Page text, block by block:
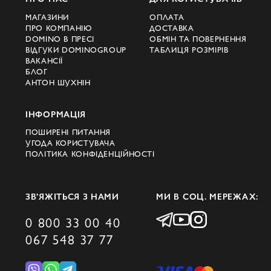
Що унікального в бренді
Боттега?
Bottega Veneta - це бренд, який впізнають
техніці Intrecciato - плетінню шкіри,
винайденому ще в 1960 роках. Цей
фірмовий прийом став візуальним
підписом марки і досі використовується в
від більшості luxury-брендів, Боттега
ніколи не робила ставку на гучні назви.
Головні цінності: матеріал, форма, ручна
робота.
МАГАЗИНИ
ПРО КОМПАНІЮ
DOMINO В ПРЕСІ
ВІДГУКИ DOMINOGROUP
ВАКАНСІЇ
БЛОГ
АНТОН ШУХНІН
ОПЛАТА
ДОСТАВКА
ОБМІН ТА ПОВЕРНЕННЯ
ТАБЛИЦЯ РОЗМІРІВ
ІНФОРМАЦІЯ
ПОШИРЕНІ ПИТАННЯ
УГОДА КОРИСТУВАЧА
ПОЛІТИКА КОНФІДЕНЦІЙНОСТІ
ЗВ’ЯЖІТЬСЯ З НАМИ
0 800 33 00 40
067 548 37 77
МИ В СОЦ. МЕРЕЖАХ: